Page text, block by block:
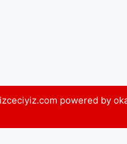
powered by